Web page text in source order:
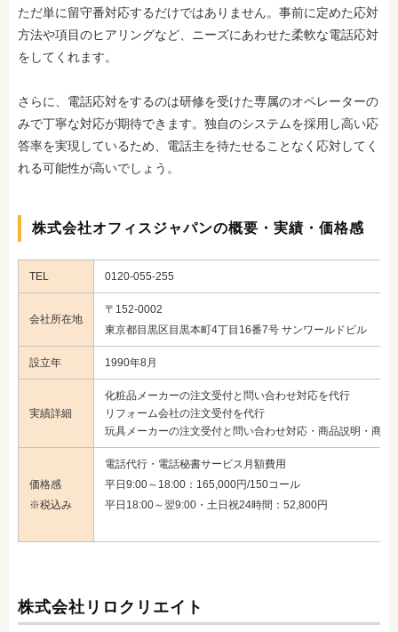
ただ単に留守番対応するだけではありません。事前に定めた応対
方法や項目のヒアリングなど、ニーズにあわせた柔軟な電話応対
をしてくれます。
さらに、電話応対をするのは研修を受けた専属のオペレーターの
みで丁寧な対応が期待できます。独自のシステムを採用し高い応
答率を実現しているため 、電話主を待たせることなく応対してく
れる可能性が高いでしょう。
株式会社オフィスジャパンの概要・実績・価格感
TEL 0120-055-255
会社所在地
〒152-0002
東京都目黒区目黒本町4丁目16番7号 サンワールドビル
設立年 1990年8月
実績詳細
化粧品メーカーの注文受付と問い合わせ対応を代行
リフォーム会社の注文受付を代行
玩具メーカーの注文受付と問い合わせ対応・商品説明・商品
価格感
※税込み
電話代行・電話秘書サービス月額費用
平日9:00～18:00：165,000円/150コール
平日18:00～翌9:00・土日祝24時間：52,800円
株式会社リロクリエイト